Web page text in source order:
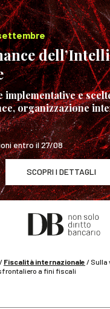
implementative e
organizzazione
entro il 27/08
SCOPRI I DETTAGLI
WEBINAR / 17 settembre
dell’Intelligenza
/ Fiscalità internazionale / Sulla
a fini fiscali